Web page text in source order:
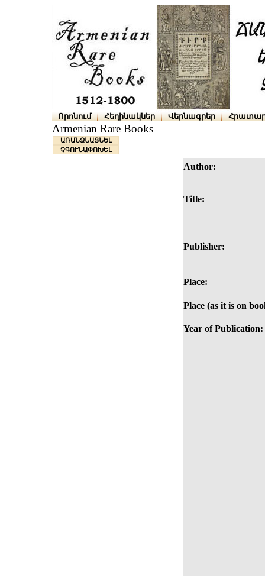
Որոնում Հեղինակներ Վերնագրեր
Armenian Rare Books
ԱՌԱՆՁՆԱՑՆԵԼ
ՉԳՈՒՆԱՓՈԽԵԼ
Author:
Title:
Publisher:
Place:
Place (as it is on
Year of Publication: